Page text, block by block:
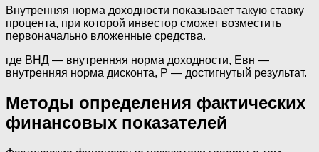
Внутренняя норма доходности показывает такую ставку
процента, при которой инвестор сможет возместить
первоначально вложенные средства.
где ВНД — внутренняя норма доходности, Евн —
внутренняя норма дисконта, P — достигнутый результат.
Методы определения фактических
финансовых показателей